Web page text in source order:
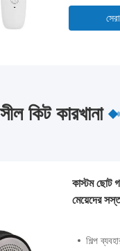
কিট কারখানা
কাস্টম ছোট
মেয়েদের
শিল্প